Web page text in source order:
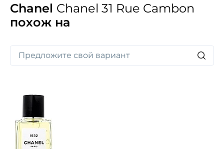
Chanel Chanel 31 Rue Cambon
похож на